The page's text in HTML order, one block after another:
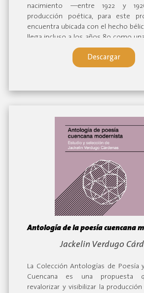
nacimiento —entre 1922 y
producción poética, para este
encuentra ubicada con el hecho
llega incluso a los años 80 como
temáticas. Así también, se ha
figuras claves de la poesía
Astudillo y Astudillo, nacido en 1938
poema extenso de Jorge Dávila
como parte de la segunda
por el crítico Marco Tello, quien
continuidad en la poesía
grupo ELAN hacia los escritores
Descargar
Antología de la poesía cuencana
Jackelin Verdugo
La Colección Antologías de Poesía
Cuencana es una propuesta
revalorizar y visibilizar la